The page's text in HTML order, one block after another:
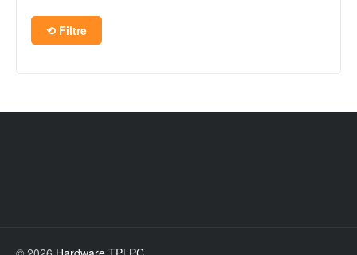
Filtre